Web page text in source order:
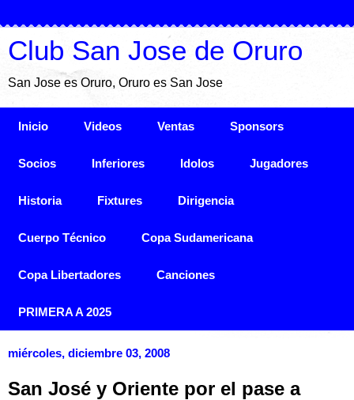
Club San Jose de Oruro
San Jose es Oruro, Oruro es San Jose
Inicio Videos Ventas Sponsors
Socios Inferiores Idolos Jugadores
Historia Fixtures Dirigencia
Cuerpo Técnico Copa Sudamericana
Copa Libertadores Canciones
PRIMERA A 2025
miércoles, diciembre 03, 2008
San José y Oriente por el pase a